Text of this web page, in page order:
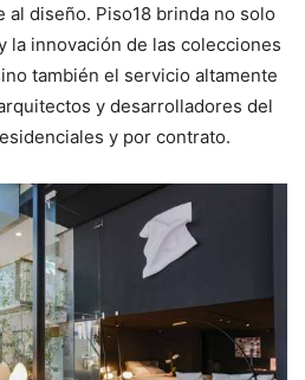
al diseño. Piso18 brinda no solo
la innovación de las colecciones
también el servicio altamente
y desarrolladores del
y por contrato.